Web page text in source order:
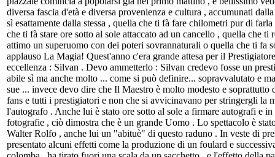
diversa fascia d'età e diversa provenienza e cultura , accumunati dalla
sì esattamente dalla stessa , quella che ti fà fare chilometri pur di
che ti fà stare ore sotto al sole attaccato ad un cancello , quella che ti
attimo un superuomo con dei poteri sovrannaturali o quella che ti fa
applauso La Magia! Quest'anno c'era grande attesa per il
eccellenza : Silvan . Devo ammetterlo : Silvan credevo fosse un
abile sì ma anche molto ... come si può definire... sopravvalutato e
sue ... invece devo dire che Il Maestro è molto modesto e soprattutto
fans e tutti i prestigiatori e non che si avvicinavano per stringergli la
l'autografo . Anche lui è stato ore sotto al sole a firmare autografi e in
fotografie , ciò dimostra che è un grande Uomo . Lo spettacolo è
Walter Rolfo , anche lui un "abituè" di questo raduno . In veste di
presentato alcuni effetti come la produzione di un foulard e